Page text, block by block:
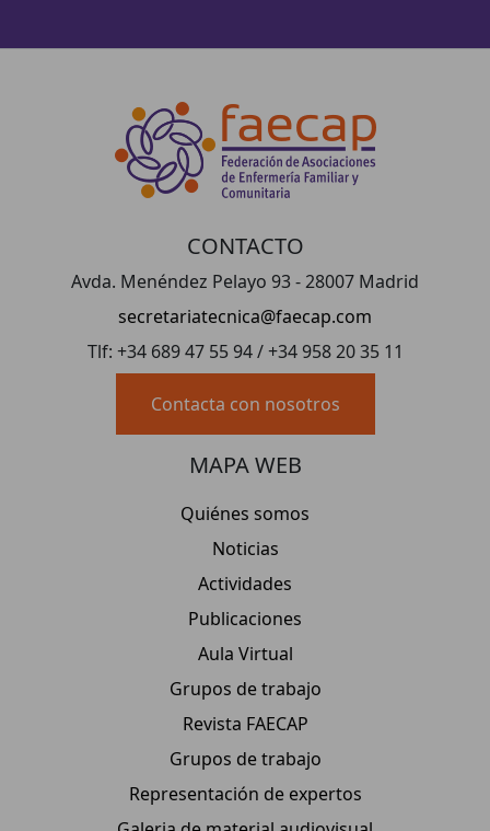
CONTACTO
Avda. Menéndez Pelayo 93 - 28007 Madrid
secretariatecnica@faecap.com
Tlf: +34 689 47 55 94 / +34 958 20 35 11
Contacta con nosotros
MAPA WEB
Quiénes somos
Noticias
Actividades
Publicaciones
Aula Virtual
Grupos de trabajo
Revista FAECAP
Grupos de trabajo
Representación de expertos